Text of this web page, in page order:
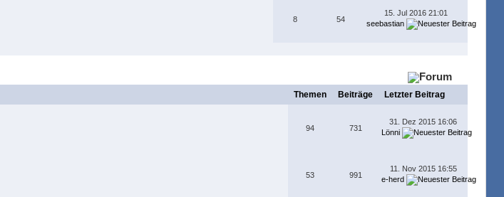
8 54
15. Jul 2016 21:01
seebastian
Themen Beiträge Letzter Beitrag
94 731
31. Dez 2015 16:06
Lönni
53 991
11. Nov 2015 16:55
e-herd